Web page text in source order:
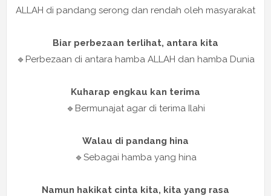
ALLAH di pandang serong dan rendah oleh masyarakat
Biar perbezaan terlihat, antara kita
🔹Perbezaan di antara hamba ALLAH dan hamba Dunia
Kuharap engkau kan terima
🔹Bermunajat agar di terima Ilahi
Walau di pandang hina
🔹Sebagai hamba yang hina
Namun hakikat cinta kita, kita yang rasa